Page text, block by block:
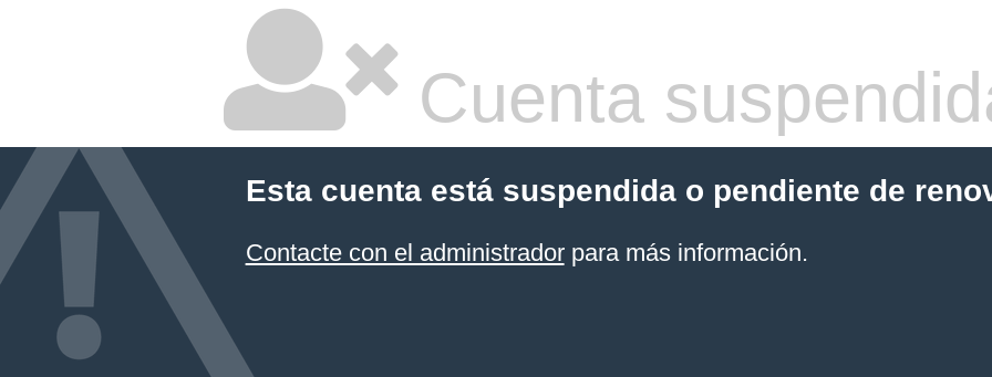
Cuenta
Esta cuenta está suspendida o pendiente de
Contacte con el administradorpara más información.